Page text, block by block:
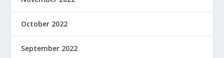
October 2022
September 2022